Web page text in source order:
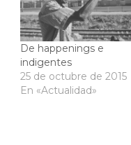
De happenings e
indigentes
25 de octubre de 2015
En «Actualidad»